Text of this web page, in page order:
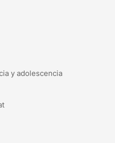
y adolescencia